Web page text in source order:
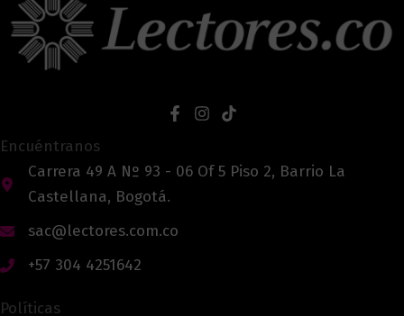
Encuéntranos
Carrera 49 A Nº 93 - 06 Of 5 Piso 2, Barrio La
Castellana, Bogotá.
sac@lectores.com.co
+57 304 4251642
Políticas